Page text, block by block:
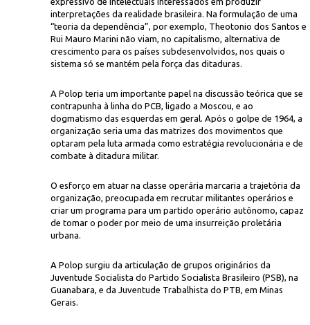
interpretações da realidade brasileira. Na formulação de uma
“teoria da dependência”, por exemplo, Theotonio dos Santos e
Rui Mauro Marini não viam, no capitalismo, alternativa de
crescimento para os países subdesenvolvidos, nos quais o
sistema só se mantém pela força das ditaduras.
A Polop teria um importante papel na discussão teórica que se
contrapunha à linha do PCB, ligado a Moscou, e ao
dogmatismo das esquerdas em geral. Após o golpe de 1964, a
organização seria uma das matrizes dos movimentos que
optaram pela luta armada como estratégia revolucionária e de
combate à ditadura militar.
O esforço em atuar na classe operária marcaria a trajetória da
organização, preocupada em recrutar militantes operários e
criar um programa para um partido operário autônomo, capaz
de tomar o poder por meio de uma insurreição proletária
urbana.
A Polop surgiu da articulação de grupos originários da
Juventude Socialista do Partido Socialista Brasileiro (PSB), na
Guanabara, e da Juventude Trabalhista do PTB, em Minas
Gerais.
da organização Polop, edição nº 10 (29/1/1964 a 4/2/1964)